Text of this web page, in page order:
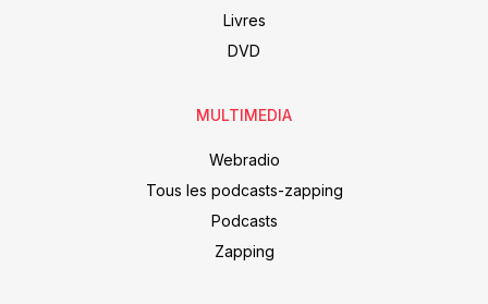
Livres
DVD
MULTIMEDIA
Webradio
Tous les podcasts-zapping
Podcasts
Zapping